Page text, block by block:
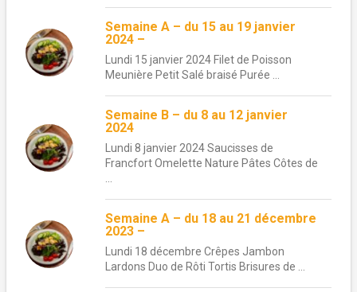
Semaine A – du 15 au 19 janvier
2024 –
Lundi 15 janvier 2024 Filet de Poisson
Meunière Petit Salé braisé Purée ...
Semaine B – du 8 au 12 janvier
2024
Lundi 8 janvier 2024 Saucisses de
Francfort Omelette Nature Pâtes Côtes de
Semaine A – du 18 au 21 décembre
2023 –
Lundi 18 décembre Crêpes Jambon
Lardons Duo de Rôti Tortis Brisures de ...